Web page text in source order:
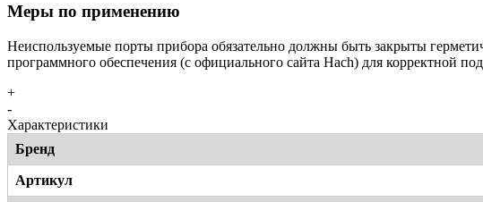
Меры по применению
Неиспользуемые порты прибора обязательно должны быть закрыты
программного обеспечения (с официального сайта Hach) для корректной
+
-
Характеристики
Бренд
Артикул